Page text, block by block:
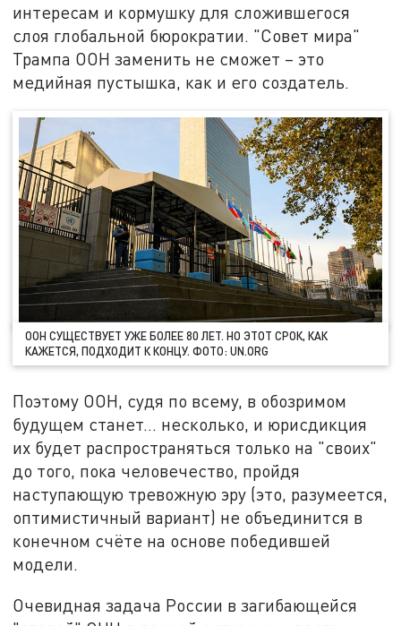
интересам и кормушку для сложившегося
слоя глобальной бюрократии. "Совет мира"
Трампа ООН заменить не сможет – это
медийная пустышка, как и его создатель.
ООН СУЩЕСТВУЕТ УЖЕ БОЛЕЕ 80 ЛЕТ. НО ЭТОТ СРОК, КАК
КАЖЕТСЯ, ПОДХОДИТ К КОНЦУ. ФОТО: UN.ORG
Поэтому ООН, судя по всему, в обозримом
будущем станет… несколько, и юрисдикция
их будет распространяться только на "своих"
до того, пока человечество, пройдя
наступающую тревожную эру (это, разумеется,
оптимистичный вариант) не объединится в
конечном счёте на основе победившей
модели.
Очевидная задача России в загибающейся